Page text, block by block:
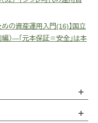
めの資産運用入門(16)】国立
）―「元本保証＝安全」は本